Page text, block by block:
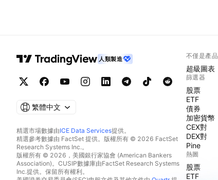
人類製造
繁體中文
精選市場數據由ICE Data Services提供。
精選參考數據由 FactSet 提供。版權所有 © 2026 FactSet
Research Systems Inc.。
版權所有 © 2026，美國銀行家協會 (American Bankers
Association)。CUSIP數據庫由FactSet Research Systems
Inc.提供。保留所有權利。
不僅是產品
超級圖表
篩選器
股票
ETF
債券
加密貨幣
CEX對
DEX對
Pine
熱圖
股票
ETF